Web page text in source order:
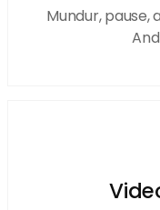
Mundur, pause,